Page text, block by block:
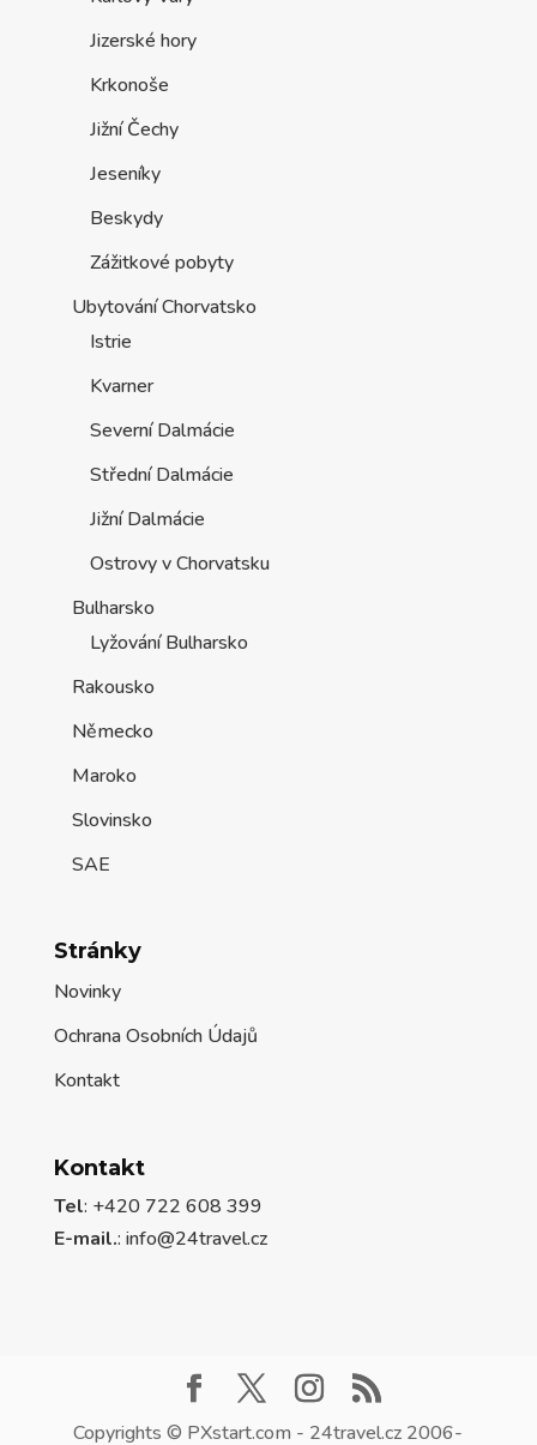
Jizerské hory
Krkonoše
Jižní Čechy
Jeseníky
Beskydy
Zážitkové pobyty
Ubytování Chorvatsko
Istrie
Kvarner
Severní Dalmácie
Střední Dalmácie
Jižní Dalmácie
Ostrovy v Chorvatsku
Bulharsko
Lyžování Bulharsko
Rakousko
Německo
Maroko
Slovinsko
SAE
Stránky
Novinky
Ochrana Osobních Údajů
Kontakt
Kontakt
Tel: +420 722 608 399
E-mail.: info@24travel.cz
Copyrights © PXstart.com - 24travel.cz 2006-